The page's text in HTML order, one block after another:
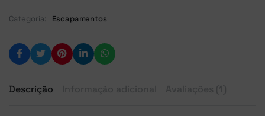
Categoria: Escapamentos
Descrição